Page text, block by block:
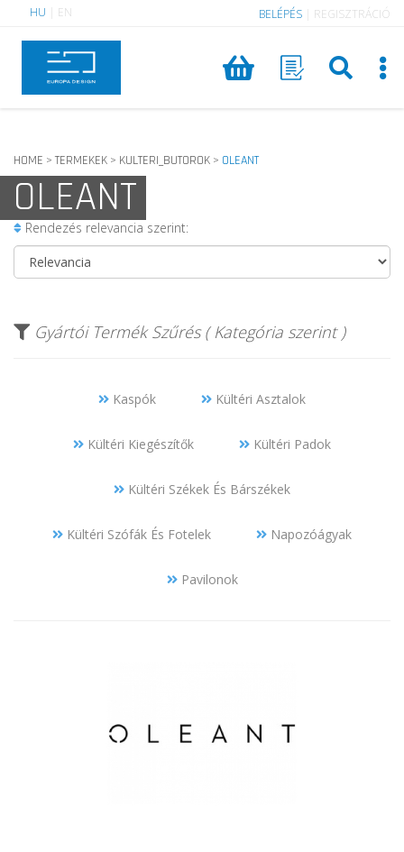
HU EN BELÉPÉS REGISZTRÁCIÓ
HOME > TERMEKEK > KULTERI_BUTOROK > OLEANT
OLEANT
Rendezés relevancia szerint:
Gyártói Termék Szűrés ( Kategória szerint )
Kaspók Kültéri Asztalok
Kültéri Kiegészítők Kültéri Padok
Kültéri Székek És Bárszékek
Kültéri Szófák És Fotelek Napozóágyak
Pavilonok